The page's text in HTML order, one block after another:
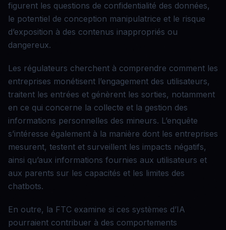
figurent les questions de confidentialité des données,
le potentiel de conception manipulatrice et le risque
d’exposition à des contenus inappropriés ou
dangereux.
Les régulateurs cherchent à comprendre comment les
entreprises monétisent l’engagement des utilisateurs,
traitent les entrées et génèrent les sorties, notamment
en ce qui concerne la collecte et la gestion des
informations personnelles des mineurs. L’enquête
s’intéresse également à la manière dont les entreprises
mesurent, testent et surveillent les impacts négatifs,
ainsi qu’aux informations fournies aux utilisateurs et
aux parents sur les capacités et les limites des
chatbots.
En outre, la FTC examine si ces systèmes d’IA
pourraient contribuer à des comportements